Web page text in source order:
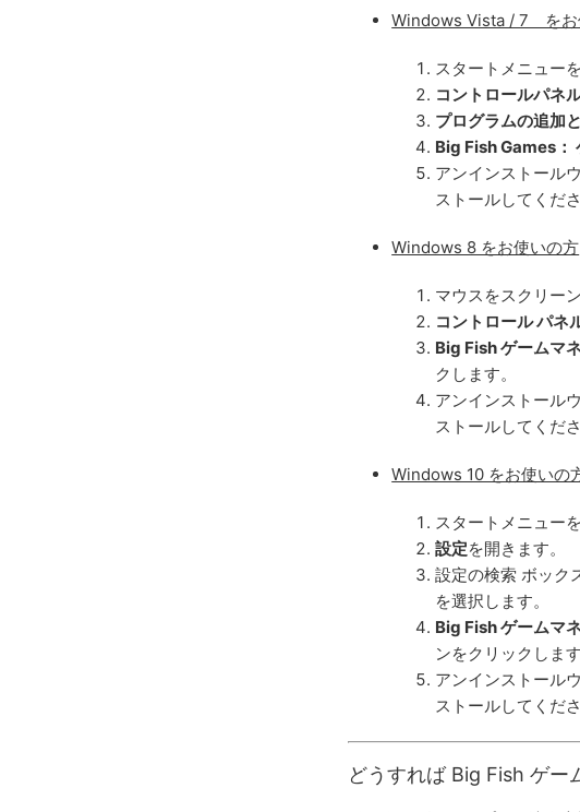
Windows Vista / 7 をお
スタートメニュー
コントロールパネ
プログラムの追加
Big Fish Games：
アンインストール
ストールしてくださ
Windows 8 をお使いの方
マウスをスクリー
コントロール パネ
Big Fish ゲームマ
クします。
アンインストール
ストールしてくださ
Windows 10 をお使いの
スタートメニュー
設定を開きます。
設定の検索 ボック
を選択します。
Big Fish ゲームマ
ンをクリックします
アンインストール
ストールしてくださ
どうすれば Big Fish ゲー